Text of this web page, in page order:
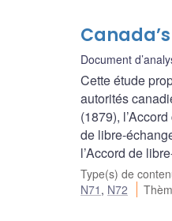
Document
Cette étude
autorités
(1879),
de libre-
l’Accord de
Type(s) de
N71 , N72